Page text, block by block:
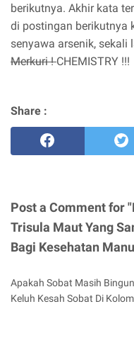
berikutnya. Akhir kata
di postingan berikutnya
senyawa arsenik,
Merkuri !CHEMISTRY !!!
Share :
Post a Comment for
Trisula Maut Yang
Bagi Kesehatan
Apakah Sobat Masih
Keluh Kesah Sobat Di